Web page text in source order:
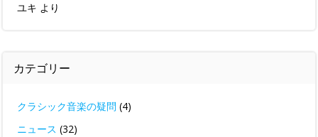
ユキ より
カテゴリー
クラシック音楽の疑問 (4)
ニュース (32)